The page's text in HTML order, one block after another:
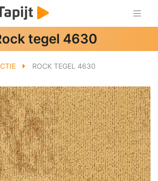
tegel 4630
ROCK TEGEL 4630